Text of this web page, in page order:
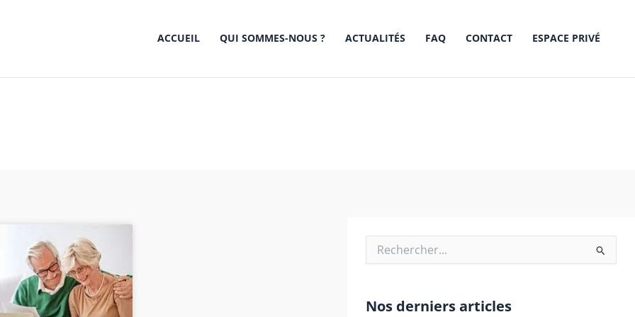
ACCUEIL QUI SOMMES-NOUS ? ACTUALITÉS FAQ CONTACT ESPACE PRIVÉ
Rechercher :
Nos derniers articles